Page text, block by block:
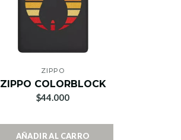
ZIPPO
ZIPPO COLORBLOCK
$44.000
AÑADIR AL CARRO